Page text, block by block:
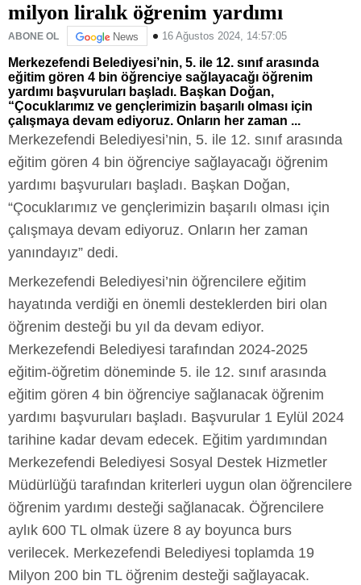
milyon liralık öğrenim yardımı
ABONE OL News 16 Ağustos 2024, 14:57:05
Merkezefendi Belediyesi’nin, 5. ile 12. sınıf arasında
eğitim gören 4 bin öğrenciye sağlayacağı öğrenim
yardımı başvuruları başladı. Başkan Doğan,
“Çocuklarımız ve gençlerimizin başarılı olması için
çalışmaya devam ediyoruz. Onların her zaman ...
Merkezefendi Belediyesi’nin, 5. ile 12. sınıf arasında
eğitim gören 4 bin öğrenciye sağlayacağı öğrenim
yardımı başvuruları başladı. Başkan Doğan,
“Çocuklarımız ve gençlerimizin başarılı olması için
çalışmaya devam ediyoruz. Onların her zaman
yanındayız” dedi.
Merkezefendi Belediyesi’nin öğrencilere eğitim
hayatında verdiği en önemli desteklerden biri olan
öğrenim desteği bu yıl da devam ediyor.
Merkezefendi Belediyesi tarafından 2024-2025
eğitim-öğretim döneminde 5. ile 12. sınıf arasında
eğitim gören 4 bin öğrenciye sağlanacak öğrenim
yardımı başvuruları başladı. Başvurular 1 Eylül 2024
tarihine kadar devam edecek. Eğitim yardımından
Merkezefendi Belediyesi Sosyal Destek Hizmetler
Müdürlüğü tarafından kriterleri uygun olan öğrencilere
öğrenim yardımı desteği sağlanacak. Öğrencilere
aylık 600 TL olmak üzere 8 ay boyunca burs
verilecek. Merkezefendi Belediyesi toplamda 19
Milyon 200 bin TL öğrenim desteği sağlayacak.